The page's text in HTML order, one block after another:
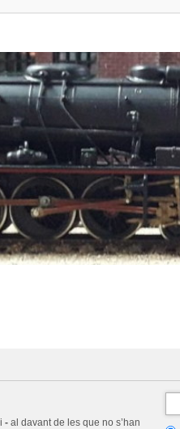
-al davant de les que no s’han